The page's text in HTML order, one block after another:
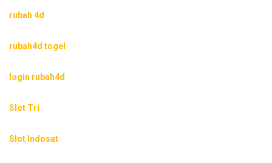
rubah 4d
rubah4d togel
login rubah4d
Slot Tri
Slot Indosat